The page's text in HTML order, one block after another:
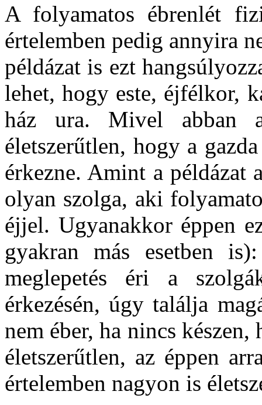
A folyamatos ébrenlét
értelemben pedig annyira
példázat is ezt
lehet, hogy este, éjfélkor,
ház ura. Mivel abban
életszerűtlen, hogy a
érkezne. Amint a példázat
olyan szolga, aki
éjjel. Ugyanakkor éppen
gyakran más esetben
meglepetés éri a
érkezésén, úgy találja
nem éber, ha nincs
életszerűtlen, az éppen
értelemben nagyon is